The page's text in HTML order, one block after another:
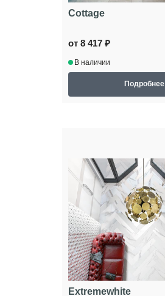
Cottage
от 8 417 ₽
В наличии
Подробнее
Extremewhite